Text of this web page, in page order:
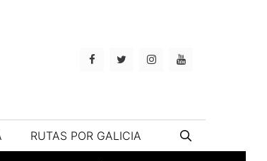
RUTAS POR GALICIA